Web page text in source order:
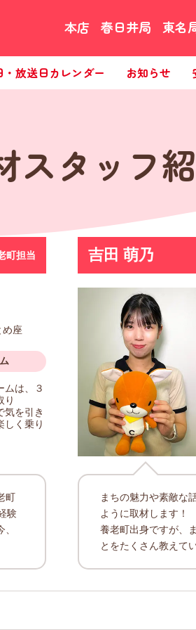
本店 春日井局 東名
・放送日カレンダー お知らせ
スタッフ
町担当
め座
ムは、３
り
気を引き
しく乗り
町
験
吉田 萌乃
まちの魅力や素敵な
ように取材します！
養老町出身ですが、
とをたくさん教えて